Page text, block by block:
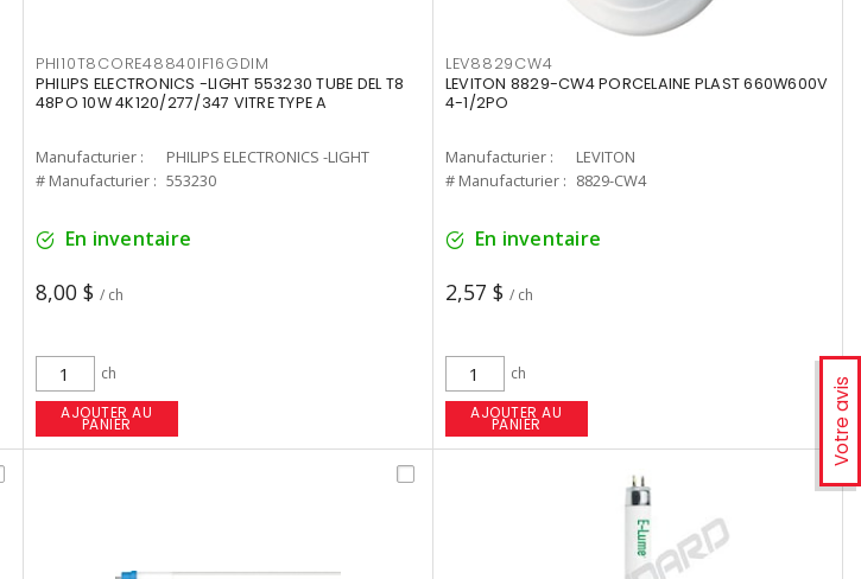
Votre avis
PHI10T8CORE48840IF16GDIM
PHILIPS ELECTRONICS -LIGHT 553230 TUBE DEL T8
48PO 10W 4K120/277/347 VITRE TYPE A
Manufacturier :
PHILIPS ELECTRONICS -LIGHT
# Manufacturier : 553230
En inventaire
8,00 $ / ch
ch
AJOUTER AU
PANIER
LEV8829CW4
LEVITON 8829-CW4 PORCELAINE PLAST 660W600V
4-1/2PO
Manufacturier :
LEVITON
# Manufacturier : 8829-CW4
En inventaire
2,57 $ / ch
ch
AJOUTER AU
PANIER